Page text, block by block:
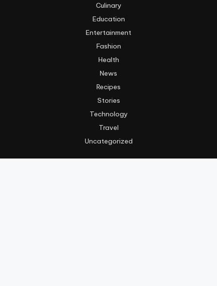
Culinary
Education
Entertainment
Fashion
Health
News
Recipes
Stories
Technology
Travel
Uncategorized